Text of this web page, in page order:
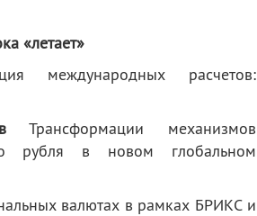
«летает»
международных расчетов:
Трансформации механизмов
рубля в новом глобальном
валютах в рамках БРИКС и